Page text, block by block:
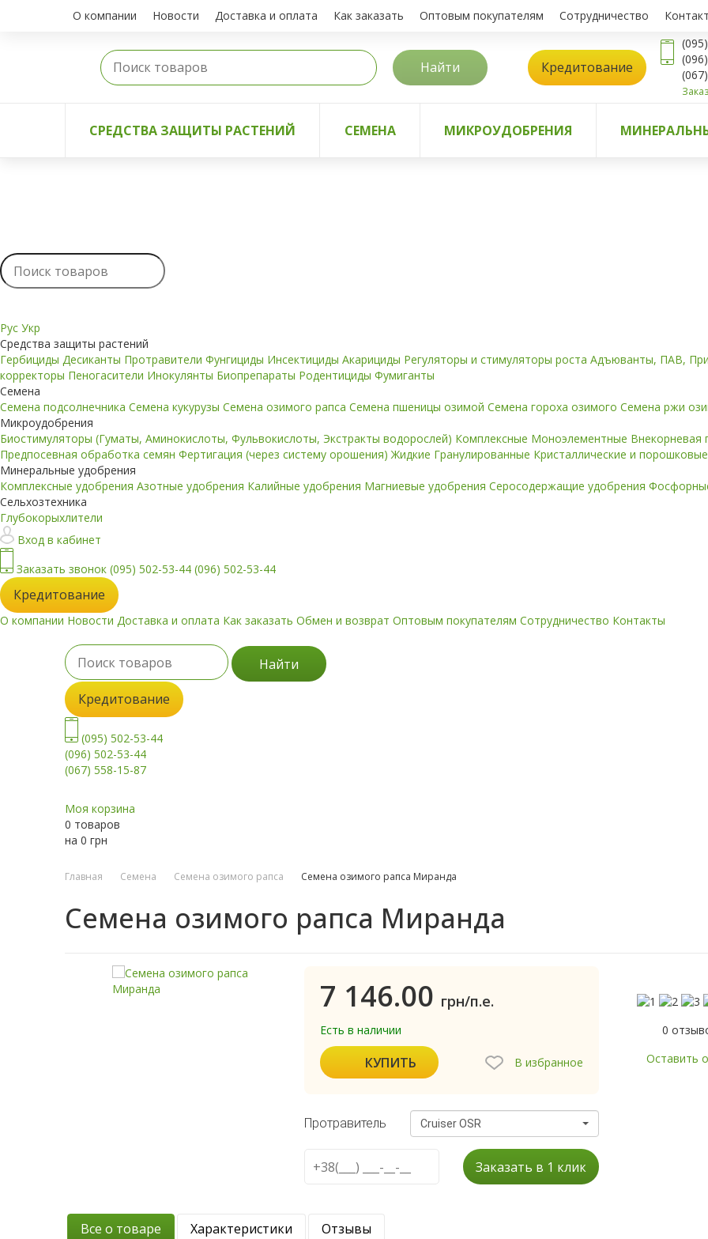
О компании Новости Доставка и оплата Как заказать Оптовым покупателям Сотрудничество
Найти Кредитование
СРЕДСТВА ЗАЩИТЫ РАСТЕНИЙ СЕМЕНА МИКРОУДОБРЕНИЯ
Рус Укр
Средства защиты растений
Гербициды Десиканты Протравители Фунгициды Инсектициды Акарициды Регуляторы и стимуляторы роста Адъюванты, ПАВ,
корректоры Пеногасители Инокулянты Биопрепараты Родентициды Фумиганты
Семена
Семена подсолнечника Семена кукурузы Семена озимого рапса Семена пшеницы озимой Семена гороха озимого Семена ржи
Микроудобрения
Биостимуляторы (Гуматы, Аминокислоты, Фульвокислоты, Экстракты водорослей) Комплексные Моноэлементные Внекорневая
Предпосевная обработка семян Фертигация (через систему орошения)Жидкие Гранулированные Кристаллические и
Минеральные удобрения
Комплексные удобрения Азотные удобрения Калийные удобрения Магниевые удобрения Серосодержащие удобрения
Сельхозтехника
Глубокорыхлители
Вход в кабинет
Заказать звонок (095) 502-53-44 (096) 502-53-44
Кредитование
О компании Новости Доставка и оплата Как заказать Обмен и возврат Оптовым покупателям Сотрудничество Контакты
Найти
Кредитование
(095) 502-53-44
(096) 502-53-44
(067) 558-15-87
Моя корзина
0 товаров
на 0 грн
Главная Семена Семена озимого рапса Семена озимого рапса Миранда
Семена озимого рапса Миранда
7 146.00 грн/п.е.
Есть в наличии
КУПИТЬ В избранное
Протравитель Cruiser OSR
0
Оставить
Заказать в 1 клик
Все о товаре Характеристики Отзывы